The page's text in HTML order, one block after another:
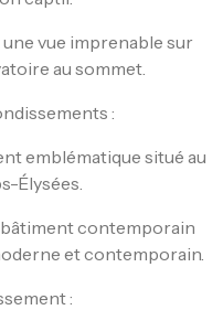
vue imprenable sur
au sommet.
:
emblématique situé au
Élysées.
contemporain
et contemporain.
: